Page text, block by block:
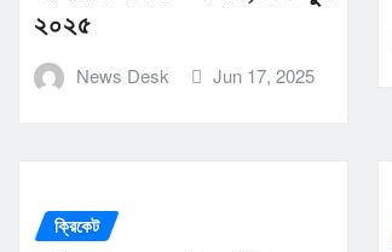
২০২৫
News Desk Jun 17, 2025
ক্রিকেট